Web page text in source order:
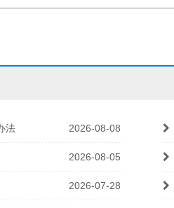
法 2026-08-08
2026-08-05
2026-07-28